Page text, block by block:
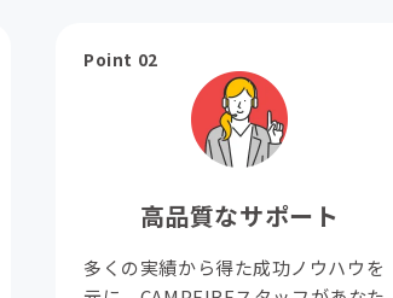
Point 02
高品質なサポート
多くの実績から得た成功ノウハウを